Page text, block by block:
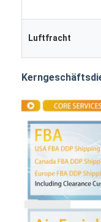
Startseite
Produkte
Luftfracht